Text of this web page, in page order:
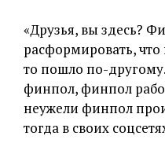
«Друзья, вы здесь?
расформировать,
то пошло по-
финпол, финпол
неужели финпол
тогда в своих